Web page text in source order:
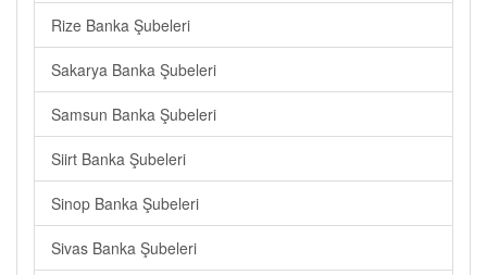
Rize Banka Şubeleri
Sakarya Banka Şubeleri
Samsun Banka Şubeleri
Siirt Banka Şubeleri
Sinop Banka Şubeleri
Sivas Banka Şubeleri